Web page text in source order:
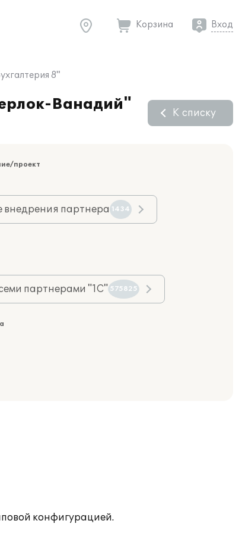
Корзина Вход
8"
Ванадий"
К списку
проект
внедрения партнера 1434
партнерами "1С" 575825
конфигурацией.